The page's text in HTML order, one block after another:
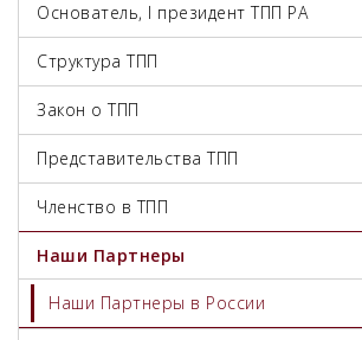
Основатель, I президент ТПП РА
Структура ТПП
Закон о ТПП
Представительства ТПП
Членство в ТПП
Наши Партнеры
Наши Партнеры в России